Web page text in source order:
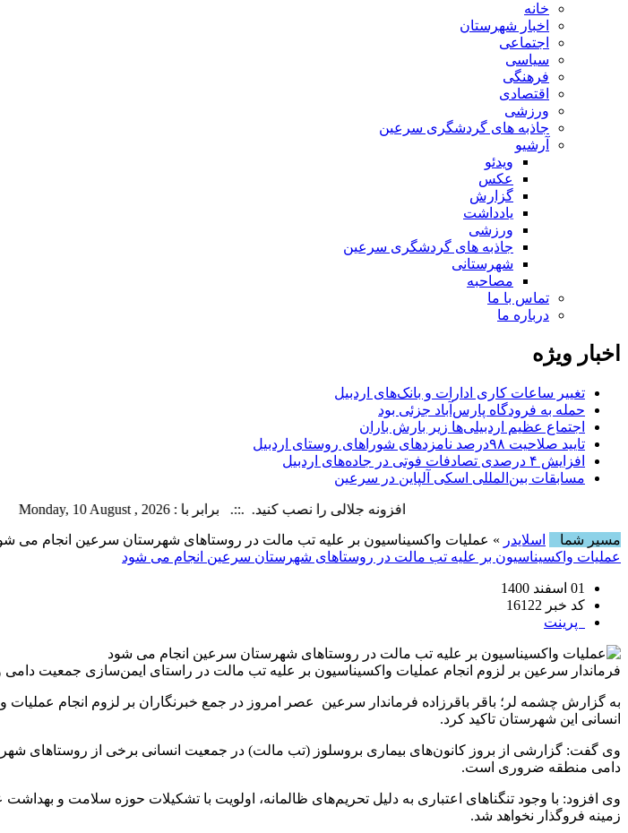
خانه
اخبار شهرستان
اجتماعی
سیاسی
فرهنگی
اقتصادی
ورزشی
جاذبه های گردشگری سرعین
آرشیو
ویدئو
عکس
گزارش
یادداشت
ورزشی
جاذبه های گردشگری سرعین
شهرستانی
مصاحبه
تماس با ما
درباره ما
اخبار ویژه
تغییر ساعات کاری ادارات و بانک‌های اردبیل
حمله به فرودگاه پارس‌‌آباد جزئی بود
اجتماع عظیم اردبیلی‌ها زیر بارش باران
تایید صلاحیت ۹۸درصد نامزدهای شوراهای روستای اردبیل
افزایش ۴ درصدی تصادفات فوتی در جاده‌های اردبیل
مسابقات بین‌المللی اسکی آلپاین در سرعین
افزونه جلالی را نصب کنید. .::. برابر با : Monday, 10 August , 2026
مسیر شما
اسلایدر » عملیات واکسیناسیون بر علیه تب مالت در روستاهای شهرستان سرعین انجام می
عملیات واکسیناسیون بر علیه تب مالت در روستاهای شهرستان سرعین انجام می شود
01 اسفند 1400
کد خبر 16122
پرینت
فرماندار سرعین بر لزوم انجام عملیات واکسیناسیون بر علیه تب مالت در راستای ایمن‌سازی جمعیت دامی
به گزارش چشمه لر؛ باقر باقرزاده فرماندار سرعین عصر امروز در جمع خبرنگاران بر لزوم انجام
انسانی این شهرستان تاکید کرد.
وی گفت: گزارشی از بروز کانون‌های بیماری بروسلوز (تب مالت) در جمعیت انسانی برخی از روستاهای
دامی منطقه ضروری است.
وی افزود: با وجود تنگناهای اعتباری به دلیل تحریم‌های ظالمانه، اولویت با تشکیلات حوزه سلامت و
زمینه فروگذار نخواهد شد.